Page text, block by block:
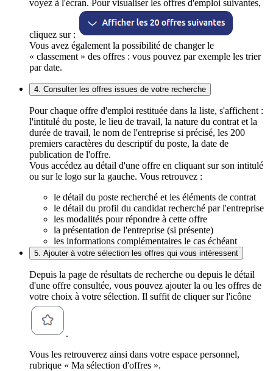
voyez à l'écran. Pour visualiser les offres d'emploi suivantes,
cliquez sur :
Vous avez également la possibilité de changer le
« classement » des offres : vous pouvez par exemple les trier
par date.
4. Consulter les offres issues de votre recherche
Pour chaque offre d'emploi restituée dans la liste, s'affichent :
l'intitulé du poste, le lieu de travail, la nature du contrat et la
durée de travail, le nom de l'entreprise si précisé, les 200
premiers caractères du descriptif du poste, la date de
publication de l'offre.
Vous accédez au détail d'une offre en cliquant sur son intitulé
ou sur le logo sur la gauche. Vous retrouvez :
le détail du poste recherché et les éléments de contrat
le détail du profil du candidat recherché par l'entreprise
les modalités pour répondre à cette offre
la présentation de l'entreprise (si présente)
les informations complémentaires le cas échéant
5. Ajouter à votre sélection les offres qui vous intéressent
Depuis la page de résultats de recherche ou depuis le détail
d'une offre consultée, vous pouvez ajouter la ou les offres de
votre choix à votre sélection. Il suffit de cliquer sur l'icône
.
Vous les retrouverez ainsi dans votre espace personnel,
rubrique « Ma sélection d'offres ».